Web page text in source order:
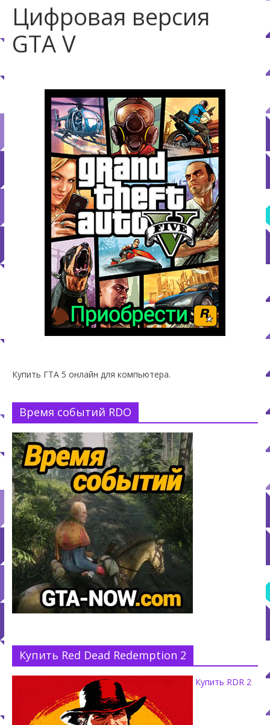
Цифровая версия
GTA V
Купить ГТА 5 онлайн для компьютера.
Время событий RDO
Купить Red Dead Redemption 2
Купить RDR 2